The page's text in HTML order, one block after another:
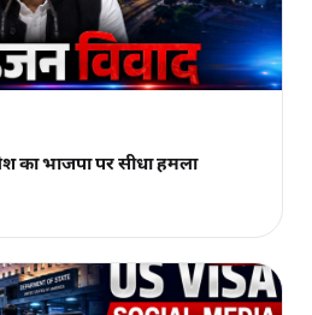
का भाजपा पर सीधा हमला